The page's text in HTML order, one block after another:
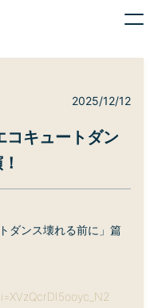
2025/12/12
コキュートダン
ダンス壊れる前に」篇